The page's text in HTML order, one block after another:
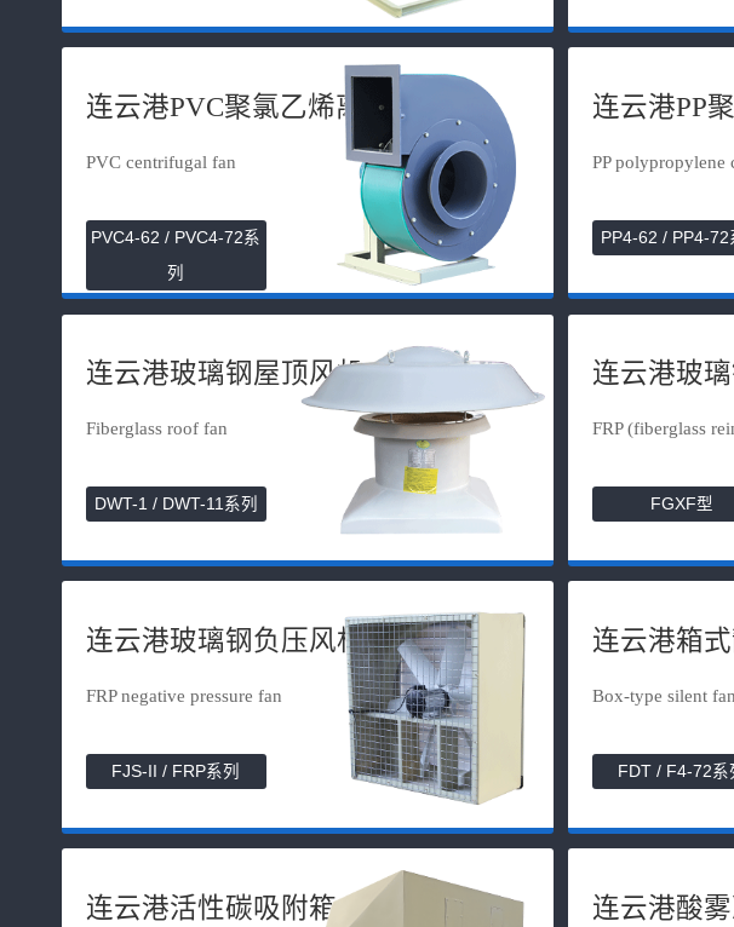
连云港PVC聚氯乙烯离心风机
PVC centrifugal fan
PVC4-62 / PVC4-72系
列
连云港PP
PP polypropylene
PP4-62 / PP4-72
连云港玻璃钢屋顶风机
Fiberglass roof fan
DWT-1 / DWT-11系列
连云港玻
FRP (fiberglass
FGXF型
连云港玻璃钢负压风机
FRP negative pressure fan
FJS-II / FRP系列
连云港箱
Box-type silent fan
FDT / F4-72系
连云港活性碳吸附箱 连云港酸